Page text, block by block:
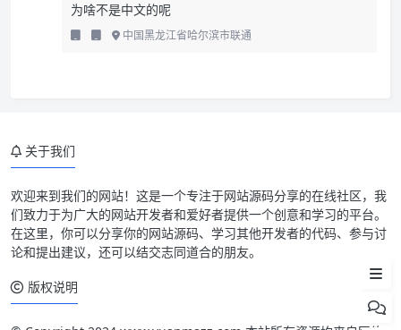
为啥不是中文的呢
中国黑龙江省哈尔滨市联通
插件简介
插件截图
关于我们
欢迎来到我们的网站！这是一个专注于网站源码分享的在线社区，我
们致力于为广大的网站开发者和爱好者提供一个创意和学习的平台。
在这里，你可以分享你的网站源码、学习其他开发者的代码、参与讨
论和提出建议，还可以结交志同道合的朋友。
版权说明